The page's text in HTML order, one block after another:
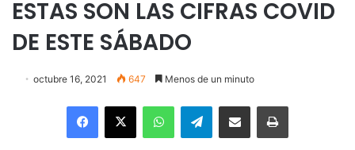
ESTAS SON LAS CIFRAS COVID
DE ESTE SÁBADO
octubre 16, 2021 647 Menos de un minuto
Facebook
X WhatsAppTelegramEnviar vía email Imprimir